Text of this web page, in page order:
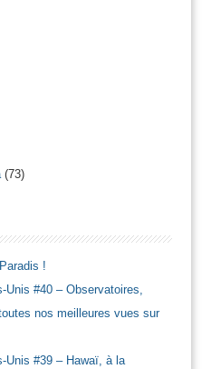
(73)
!
#40 – Observatoires,
nos meilleures vues sur
Unis #39 – Hawaï, à la